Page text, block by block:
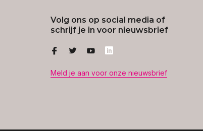
Volg ons op social media of
schrijf je in voor nieuwsbrief
Meld je aan voor onze nieuwsbrief